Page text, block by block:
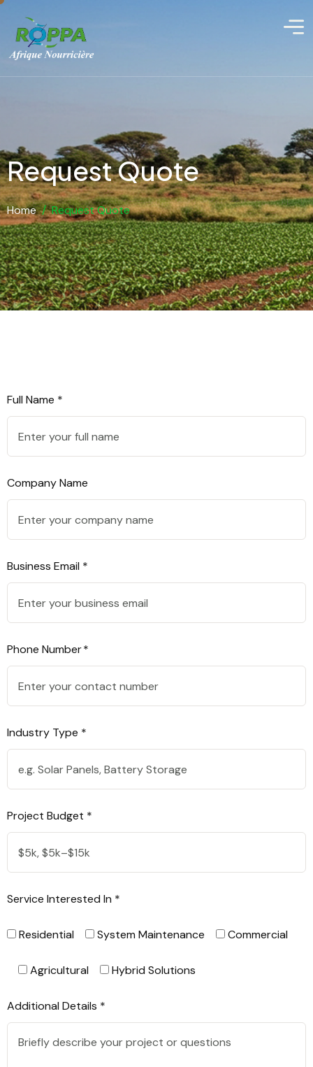
Request Quote
Home / Request Quote
Full Name *
Company Name
Business Email *
Phone Number *
Industry Type *
Project Budget *
Service Interested In *
Residential System Maintenance Commercial
Agricultural Hybrid Solutions
Additional Details *